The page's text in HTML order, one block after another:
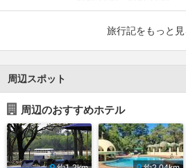
旅行記をもっと見
周辺スポット
周辺のおすすめホテル